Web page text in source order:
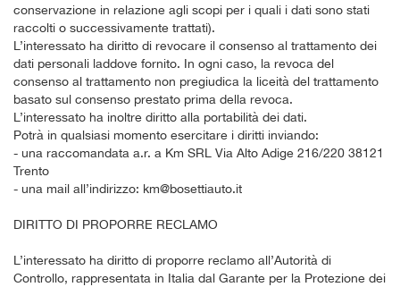
conservazione in relazione agli scopi per i quali i dati sono stati
raccolti o successivamente trattati).
L’interessato ha diritto di revocare il consenso al trattamento dei
dati personali laddove fornito. In ogni caso, la revoca del
consenso al trattamento non pregiudica la liceità del trattamento
basato sul consenso prestato prima della revoca.
L’interessato ha inoltre diritto alla portabilità dei dati.
Potrà in qualsiasi momento esercitare i diritti inviando:
- una raccomandata a.r. a Km SRL Via Alto Adige 216/220 38121
Trento
- una mail all’indirizzo: km@bosettiauto.it
DIRITTO DI PROPORRE RECLAMO
L’interessato ha diritto di proporre reclamo all’Autorità di
Controllo, rappresentata in Italia dal Garante per la Protezione dei